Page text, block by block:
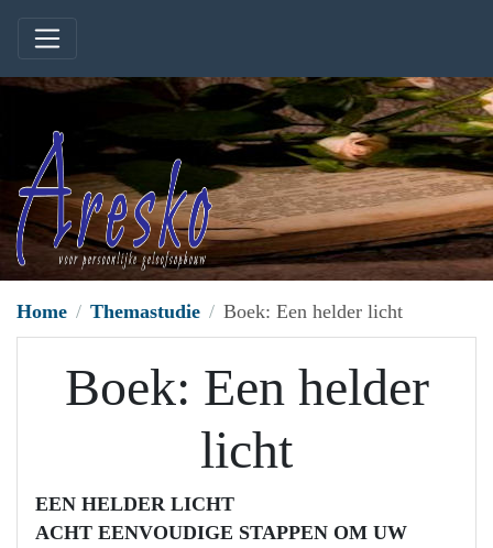
Home Themastudie Boek: Een helder licht
Boek: Een helder
licht
EEN HELDER LICHT
ACHT EENVOUDIGE STAPPEN OM UW